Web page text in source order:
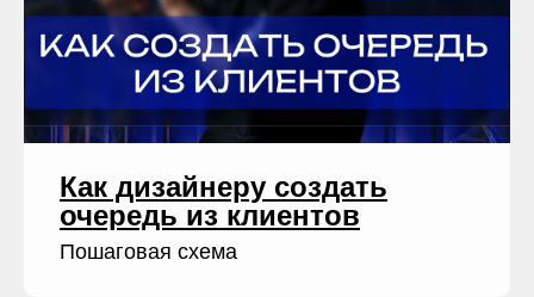
Как дизайнеру создать
очередь из клиентов
Пошаговая схема